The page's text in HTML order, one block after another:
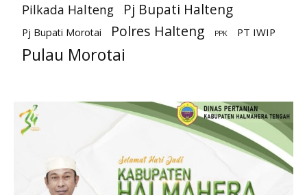
Pilkada Halteng Pj Bupati Halteng
Pj Bupati Morotai Polres Halteng PPK PT IWIP
Pulau Morotai